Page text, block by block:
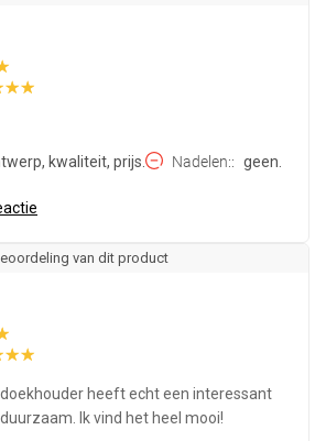
kwaliteit, prijs. Nadelen: geen.
van dit product
heeft echt een interessant
Ik vind het heel mooi!